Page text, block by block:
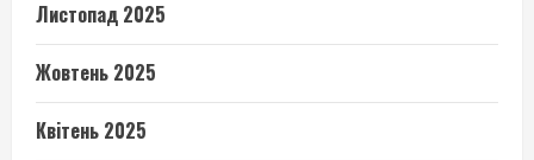
Листопад 2025
Жовтень 2025
Квітень 2025